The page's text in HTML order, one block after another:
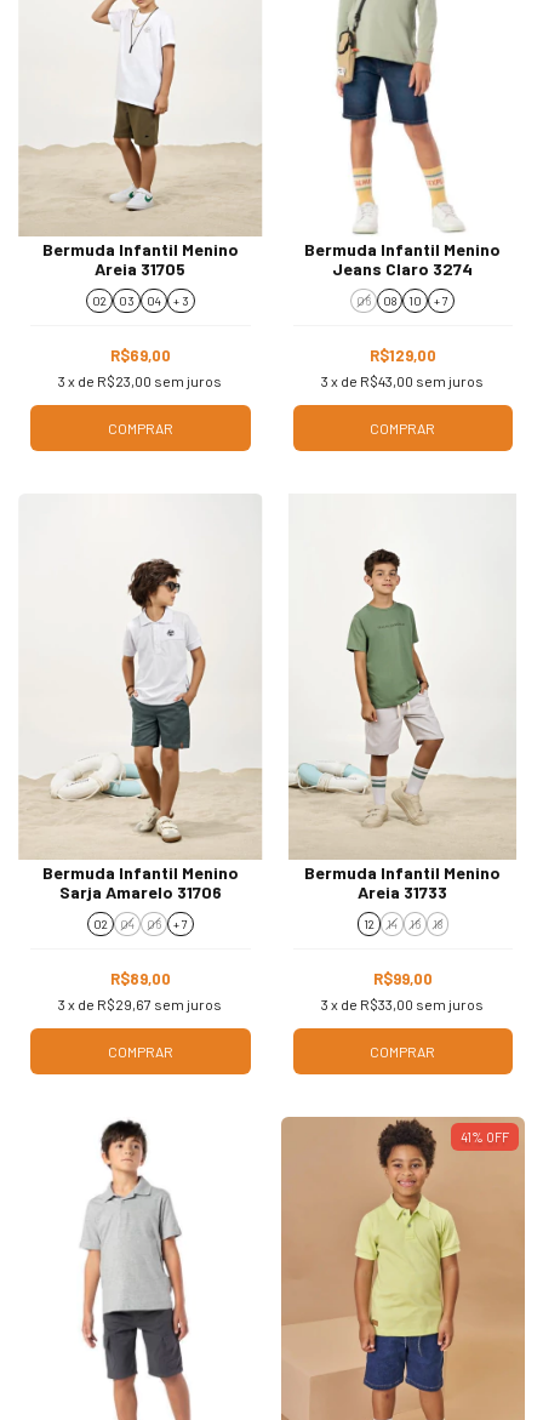
Bermuda Infantil Menino
Areia 31705
02 03 04 + 3
R$69,00
3 x de R$23,00 sem juros
COMPRAR
Bermuda Infantil Menino
Jeans Claro 3274
06 08 10 + 7
R$129,00
3 x de R$43,00 sem juros
COMPRAR
Bermuda Infantil Menino
Sarja Amarelo 31706
02 04 06 + 7
R$89,00
3 x de R$29,67 sem juros
COMPRAR
Bermuda Infantil Menino
Areia 31733
12 14 16 18
R$99,00
3 x de R$33,00 sem juros
COMPRAR
41% OFF